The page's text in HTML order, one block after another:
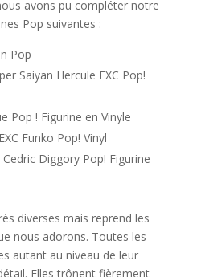
avons pu compléter notre
Pop suivantes :
Pop
Saiyan Hercule EXC Pop!
Pop ! Figurine en Vinyle
Funko Pop! Vinyl
Diggory Pop! Figurine
diverses mais reprend les
nous adorons. Toutes les
autant au niveau de leur
Elles trônent fièrement